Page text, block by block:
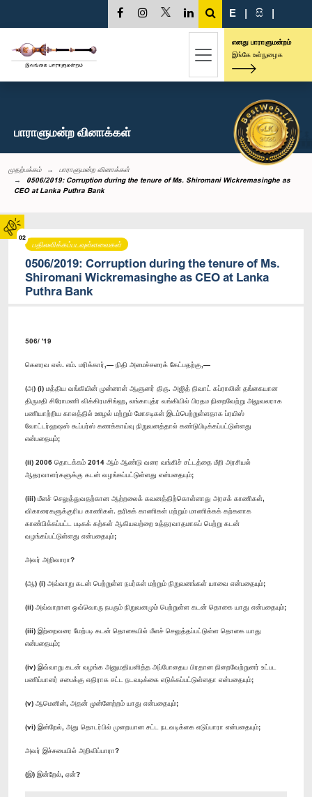
02
E | සි |
எனது பாராளுமன்றம்
இங்கே உள்நுழைக
பாராளுமன்ற வினாக்கள்
முதற்பக்கம்
பாராளுமன்ற வினாக்கள்
0506/2019: Corruption during the tenure of Ms. Shiromani Wickremasinghe as
CEO at Lanka Puthra Bank
பதிலளிக்கப்படவுள்ளவைகள்
0506/2019: Corruption during the tenure of Ms.
Shiromani Wickremasinghe as CEO at Lanka
Puthra Bank
506/ '19
கெளரவ எஸ். எம். மரிக்கார்,— நிதி அமைச்சரைக் கேட்பதற்கு,—
(அ) (i) மத்திய வங்கியின் முன்னாள் ஆளுனர் திரு. அஜித் நிவாட் கப்ராலின் தங்கையான
திருமதி சிரோமணி விக்கிரமசிங்ஹ, லங்காபுத்ர வங்கியில் பிரதம நிறைவேற்று அலுவலராக
பணியாற்றிய காலத்தில் ஊழல் மற்றும் மோசடிகள் இடம்பெற்றுள்ளதாக ப்ரயிஸ்
வோட்டர்ஹஷஸ் கூப்பர்ஸ் கணக்காய்வு நிறுவனத்தால் கண்டுபிடிக்கப்பட்டுள்ளது
என்பதையும்;
(ii) 2006 தொடக்கம் 2014 ஆம் ஆண்டு வரை வங்கிச் சட்டத்தை மீறி அரசியல்
ஆதரவாளர்களுக்கு கடன் வழங்கப்பட்டுள்ளது என்பதையும்;
(iii) மீளச் செலுத்துவதற்கான ஆற்றலைக் கவனத்திற்கொள்ளாது அரசக் காணிகள்,
விகாரைகளுக்குரிய காணிகள். தரிசுக் காணிகள் மற்றும் மாணிக்கக் கற்களாக
காண்பிக்கப்பட்ட படிகக் கற்கள் ஆகியவற்றை உத்தரவாதமாகப் பெற்று கடன்
வழங்கப்பட்டுள்ளது என்பதையும்;
அவர் அறிவாரா?
(ஆ) (i) அவ்வாறு கடன் பெற்றுள்ள நபர்கள் மற்றும் நிறுவனங்கள் யாவை என்பதையும்;
(ii) அவ்வாறான ஒவ்வொரு நபரும் நிறுவனமும் பெற்றுள்ள கடன் தொகை யாது என்பதையும்;
(iii) இற்றைவரை மேற்படி கடன் தொகையில் மீளச் செலுத்தப்பட்டுள்ள தொகை யாது
என்பதையும்;
(iv) இவ்வாறு கடன் வழங்க அனுமதியளித்த அப்போதைய பிரதான நிறைவேற்றுனர் உட்பட
பணிப்பாளர் சபைக்கு எதிராக சட்ட நடவடிக்கை எடுக்கப்பட்டுள்ளதா என்பதையும்;
(v) ஆமெனின், அதன் முன்னேற்றம் யாது என்பதையும்;
(vi) இன்றேல், அது தொடர்பில் முறையான சட்ட நடவடிக்கை எடுப்பாரா என்பதையும்;
அவர் இச்சபையில் அறிவிப்பாரா?
(இ) இன்றேல், ஏன்?